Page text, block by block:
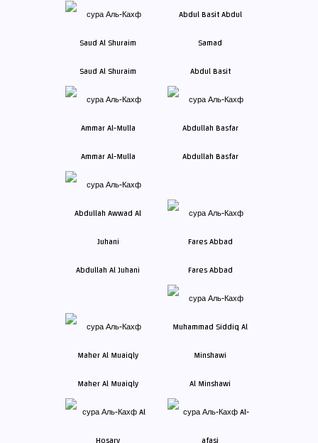
Saud Al Shuraim Abdul Basit
Ammar Al-Mulla Abdullah Basfar
Abdullah Al Juhani Fares Abbad
Maher Al Muaiqly Al Minshawi